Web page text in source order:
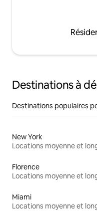
Destinations à
Destinations populaires
New York
Florence
Miami